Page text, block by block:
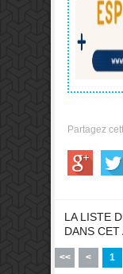
Partagez
LA LISTE
DANS CET
<< < 1